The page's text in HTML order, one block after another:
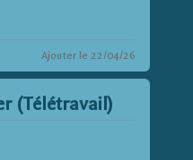
Ajouter le 22/04/26
(Télétravail)